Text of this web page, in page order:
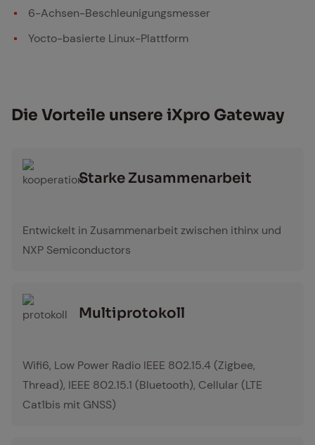
6-Achsen-Beschleunigungsmesser
Yocto-basierte Linux-Plattform
Die Vor­tei­le un­se­re iX­pro Gate­way
Star­ke Zu­sam­men­ar­beit
Entwickelt in Zusammenarbeit zwischen ithinx und
NXP Semiconductors
Mul­ti­pro­to­koll
Wifi6, Low Power Radio IEEE 802.15.4 (Zigbee,
Thread), IEEE 802.15.1 (Bluetooth), Cellular (LTE
Cat1bis mit GNSS)